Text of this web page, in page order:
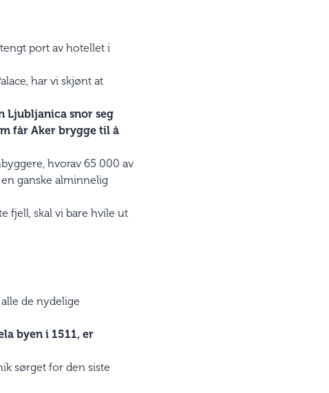
port av hotellet i
har vi skjønt at
Ljubljanica snor seg
får Aker brygge til å
hvorav 65 000 av
ganske alminnelig
fjell, skal vi bare hvile ut
de nydelige
byen i 1511, er
sørget for den siste